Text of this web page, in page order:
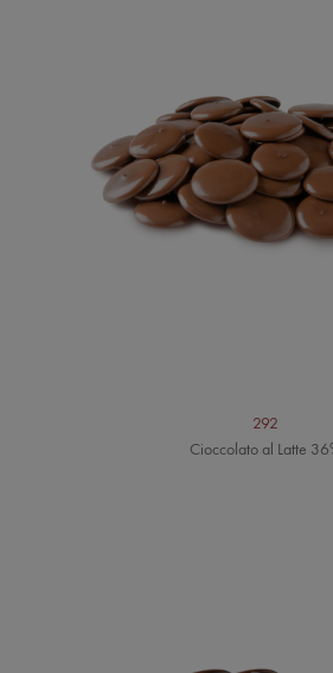
292
Cioccolato al Latte